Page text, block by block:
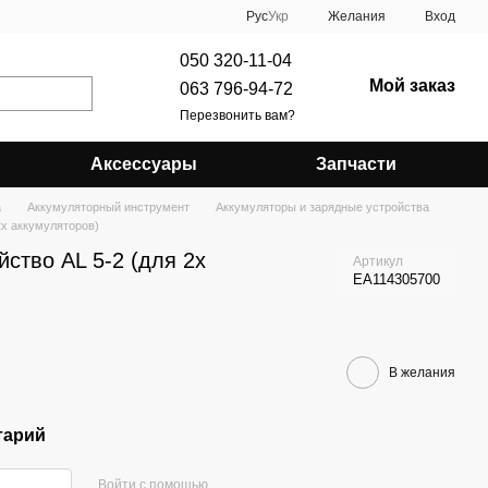
РусУкр Желания Вход
050 320-11-04
063 796-94-72
Перезвонить вам?
Мой заказ
Аксессуары Запчасти
Аккумуляторный инструмент
Аккумуляторы и зарядные устройства
аккумуляторов)
AL 5-2 (для 2х Артикул
EA114305700
В желания
Войти с помощью